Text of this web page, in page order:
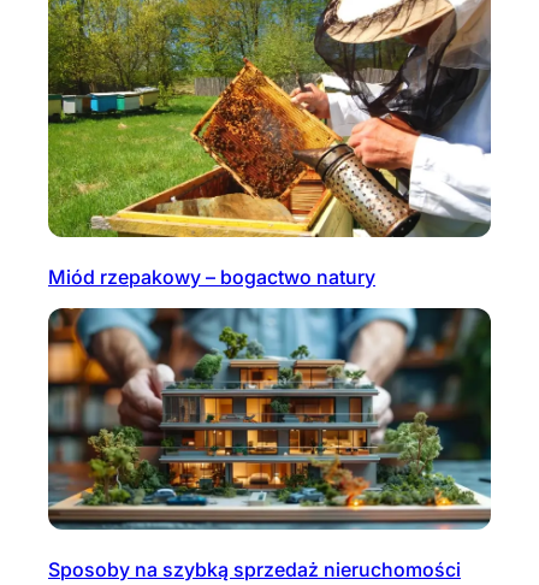
Miód rzepakowy – bogactwo natury
Sposoby na szybką sprzedaż nieruchomości